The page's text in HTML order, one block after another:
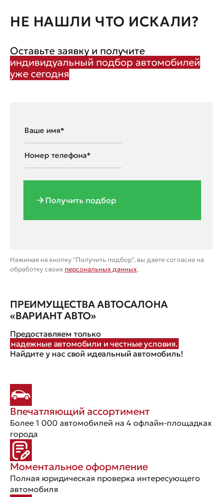
НЕ НАШЛИ ЧТО ИСКАЛИ?
Оставьте заявку и получите
индивидуальный подбор автомобилей
уже сегодня
Получить подбор
Нажимая на кнопку "Получить подбор", вы даете согласие на
обработку своих персональных данных.
ПРЕИМУЩЕСТВА АВТОСАЛОНА
«ВАРИАНТ АВТО»
Предоставляем только
надежные автомобили и честные условия.
Найдите у нас свой идеальный автомобиль!
Впечатляющий ассортимент
Более 1 000 автомобилей на 4 офлайн-площадках
города
Моментальное оформление
Полная юридическая проверка интересующего
автомобиля